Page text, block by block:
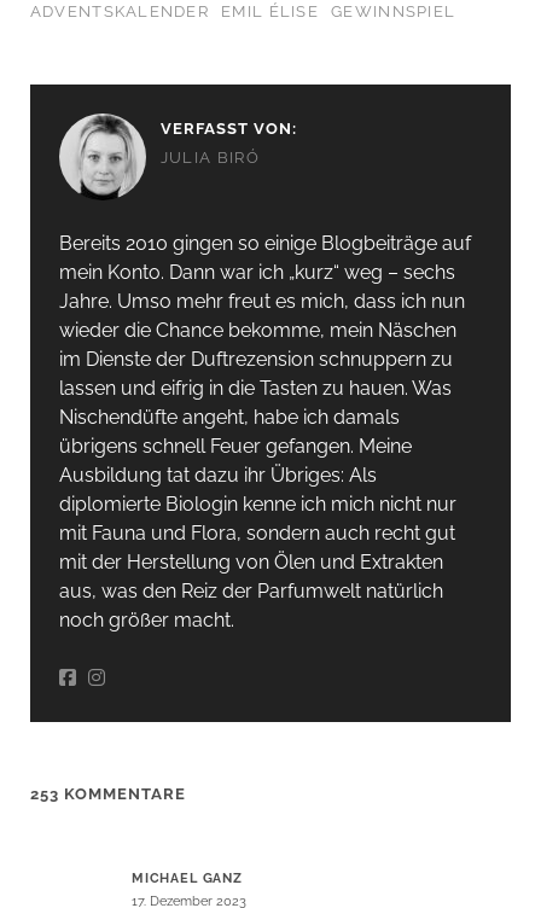
ADVENTSKALENDER
EMIL ÉLISE GEWINNSPIEL
VERFASST VON:
JULIA BIRÓ
Bereits 2010 gingen so einige Blogbeiträge auf
mein Konto. Dann war ich „kurz“ weg – sechs
Jahre. Umso mehr freut es mich, dass ich nun
wieder die Chance bekomme, mein Näschen
im Dienste der Duftrezension schnuppern zu
lassen und eifrig in die Tasten zu hauen. Was
Nischendüfte angeht, habe ich damals
übrigens schnell Feuer gefangen. Meine
Ausbildung tat dazu ihr Übriges: Als
diplomierte Biologin kenne ich mich nicht nur
mit Fauna und Flora, sondern auch recht gut
mit der Herstellung von Ölen und Extrakten
aus, was den Reiz der Parfumwelt natürlich
noch größer macht.
253 KOMMENTARE
MICHAEL GANZ
17. Dezember 2023